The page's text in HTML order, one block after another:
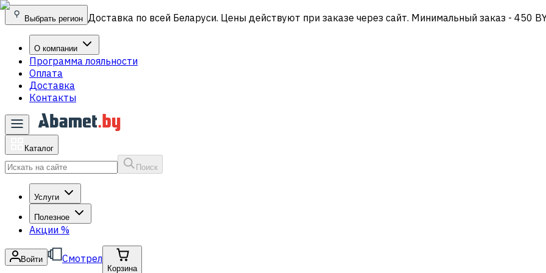
Выбрать регион Доставка по всей Беларуси. Цены действуют при заказе через сайт. Минимальный заказ - 450
О компании
Программа лояльности
Оплата
Доставка
Контакты
Каталог
Поиск
Услуги
Полезное
Акции %
Войти Смотрел
Корзина